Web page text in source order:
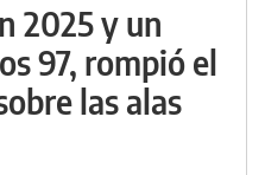
2025 y un
97, rompió el
las alas